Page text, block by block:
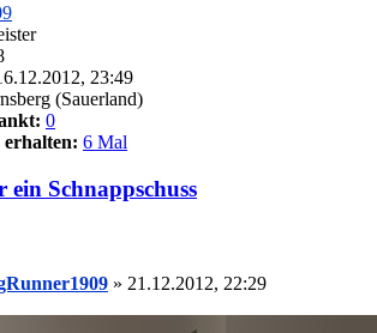
23:49
(Sauerland)
0
erhalten: 6 Mal
Schnappschuss
» 21.12.2012, 22:29